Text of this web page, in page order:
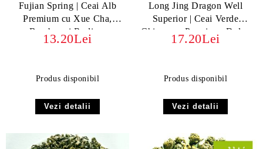
Fujian Spring | Ceai Alb
Premium cu Xue Cha,
Bambus și Rodie –
Prospețimea Naturii
13.20Lei
Produs disponibil
Vezi detalii
Long Jing Dragon Well
Superior | Ceai Verde
Chinezesc Premium, Dulce
și Nutty
17.20Lei
Produs disponibil
Vezi detalii